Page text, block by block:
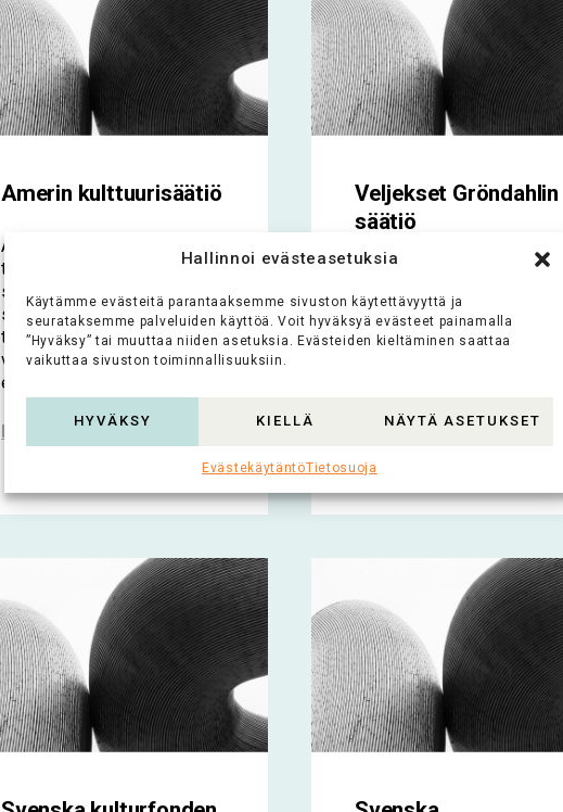
Hallinnoi evästeasetuksia
Käytämme evästeitä parantaaksemme sivuston käytettävyyttä ja
seurataksemme palveluiden käyttöä. Voit hyväksyä evästeet painamalla
”Hyväksy” tai muuttaa niiden asetuksia. Evästeiden kieltäminen saattaa
vaikuttaa sivuston toiminnallisuuksiin.
HYVÄKSY KIELLÄ NÄYTÄ ASETUKSET
EvästekäytäntöTietosuoja
Amerin kulttuurisäätiö
Amerin kulttuurisäätiön
tarkoituksena on
suomalaisen henkisen
sekä taloudellisen ja
teknisen kulttuurin
vaaliminen ja
edistäminen,...
Lue koko artikkeli >
Veljekset Gröndahlin
säätiö
Säätiön tarkoituksena on
Pohjanmaan museon
Vaasassa tapahtuvan
toiminnan tukeminen sekä